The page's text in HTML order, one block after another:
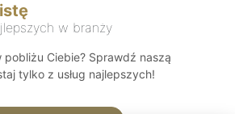
w branży
Ciebie? Sprawdź naszą
tylko z usług najlepszych!